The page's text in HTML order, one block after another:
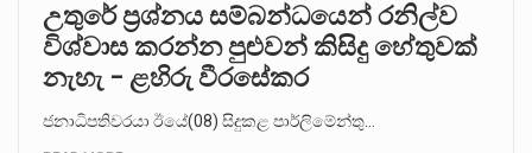
උතුරේ ප්‍රශ්නය සම්බන්ධයෙන් රනිල්ව
විශ්වාස කරන්න පුළුවන් කිසිදු හේතුවක්
නැහැ – ළහිරු වීරසේකර
ජනාධිපතිවරයා ඊයේ(08) සිදුකළ පාර්ලිමේන්තු…